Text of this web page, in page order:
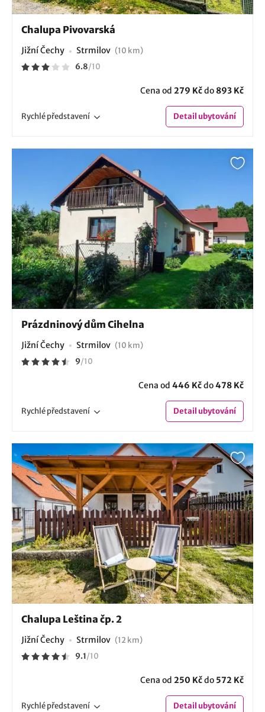
Chalupa Pivovarská
Jižní Čechy Strmilov (10 km)
6.8/10
Cena od 279 Kčdo 893 Kč
Rychlépředstavení Detailubytování
Prázdninový dům Cihelna
Jižní Čechy Strmilov (10 km)
9/10
Cena od 446 Kčdo478 Kč
Rychlépředstavení Detailubytování
Chalupa Leština čp. 2
Jižní Čechy Strmilov (12 km)
9.1/10
Cena od 250 Kčdo 572 Kč
Rychlépředstavení Detailubytování